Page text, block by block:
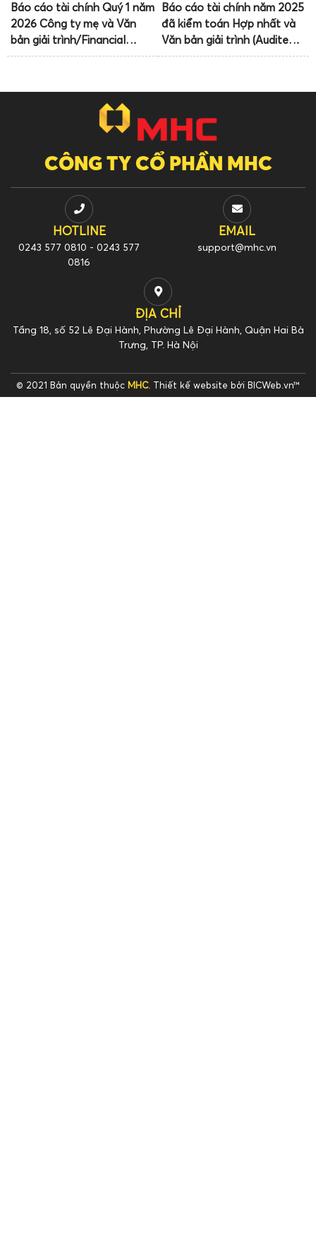
Báo cáo tài chính Quý 1 năm
2026 Công ty mẹ và Văn
bản giải trình/Financial
Statements of Q1-2026
Báo cáo tài chính năm 2025
đã kiểm toán Hợp nhất và
Văn bản giải trình (Audited
Consolidated financial
CÔNG TY CỔ PHẦN MHC
HOTLINE
0243 577 0810 - 0243 577
0816
EMAIL
support@mhc.vn
ĐỊA CHỈ
Tầng 18, số 52 Lê Đại Hành, Phường Lê Đại Hành, Quận Hai Bà
Trưng, TP. Hà Nội
© 2021 Bản quyền thuộc MHC. Thiết kế website bởi BICWeb.vn™